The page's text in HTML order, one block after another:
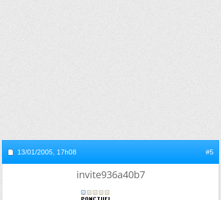
13/01/2005, 17h08 #5
invite936a40b7